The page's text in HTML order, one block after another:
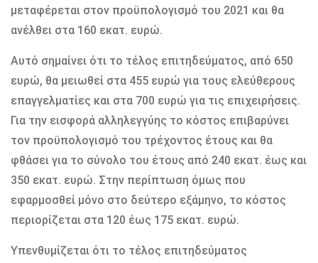
μεταφέρεται στον προϋπολογισμό του 2021 και θα
ανέλθει στα 160 εκατ. ευρώ.
Αυτό σημαίνει ότι το τέλος επιτηδεύματος, από 650
ευρώ, θα μειωθεί στα 455 ευρώ για τους ελεύθερους
επαγγελματίες και στα 700 ευρώ για τις επιχειρήσεις.
Για την εισφορά αλληλεγγύης το κόστος επιβαρύνει
τον προϋπολογισμό του τρέχοντος έτους και θα
φθάσει για το σύνολο του έτους από 240 εκατ. έως και
350 εκατ. ευρώ. Στην περίπτωση όμως που
εφαρμοσθεί μόνο στο δεύτερο εξάμηνο, το κόστος
περιορίζεται στα 120 έως 175 εκατ. ευρώ.
Υπενθυμίζεται ότι το τέλος επιτηδεύματος